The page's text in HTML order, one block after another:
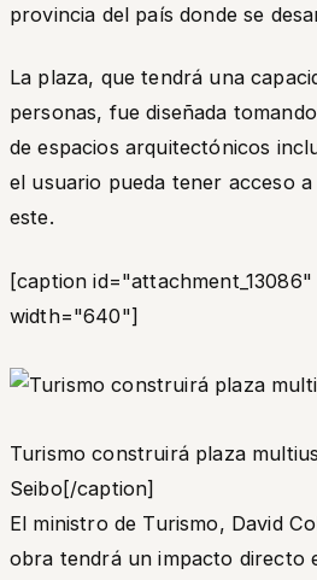
provincia del país donde se
La plaza, que tendrá una
personas, fue diseñada
de espacios arquitectónicos
el usuario pueda tener acceso
este.
[caption
width="640"]
Turismo construirá plaza
Seibo[/caption]
El ministro de Turismo, David
obra tendrá un impacto directo